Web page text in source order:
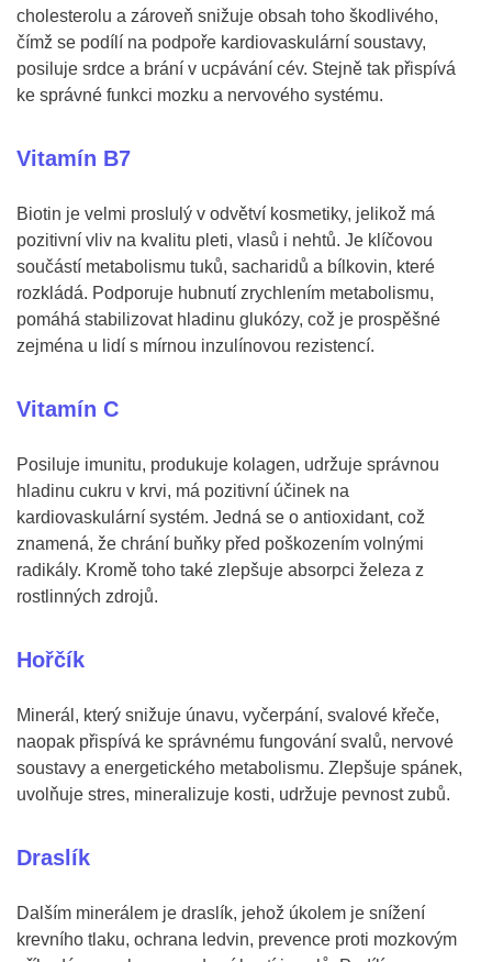
cholesterolu a zároveň snižuje obsah toho škodlivého,
čímž se podílí na podpoře kardiovaskulární soustavy,
posiluje srdce a brání v ucpávání cév. Stejně tak přispívá
ke správné funkci mozku a nervového systému.
Vitamín B7
Biotin je velmi proslulý v odvětví kosmetiky, jelikož má
pozitivní vliv na kvalitu pleti, vlasů i nehtů. Je klíčovou
součástí metabolismu tuků, sacharidů a bílkovin, které
rozkládá. Podporuje hubnutí zrychlením metabolismu,
pomáhá stabilizovat hladinu glukózy, což je prospěšné
zejména u lidí s mírnou inzulínovou rezistencí.
Vitamín C
Posiluje imunitu, produkuje kolagen, udržuje správnou
hladinu cukru v krvi, má pozitivní účinek na
kardiovaskulární systém. Jedná se o antioxidant, což
znamená, že chrání buňky před poškozením volnými
radikály. Kromě toho také zlepšuje absorpci železa z
rostlinných zdrojů.
Hořčík
Minerál, který snižuje únavu, vyčerpání, svalové křeče,
naopak přispívá ke správnému fungování svalů, nervové
soustavy a energetického metabolismu. Zlepšuje spánek,
uvolňuje stres, mineralizuje kosti, udržuje pevnost zubů.
Draslík
Dalším minerálem je draslík, jehož úkolem je snížení
krevního tlaku, ochrana ledvin, prevence proti mozkovým